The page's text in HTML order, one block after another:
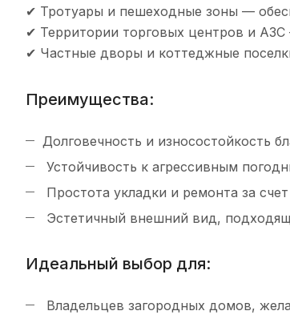
✔ Тротуары и пешеходные зоны —
✔ Территории торговых центров и
✔ Частные дворы и коттеджные
Преимущества:
Долговечность и износостойкость
Устойчивость к агрессивным
Простота укладки и ремонта за
Эстетичный внешний вид,
Идеальный выбор для:
Владельцев загородных домов,